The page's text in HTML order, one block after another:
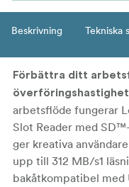
Beskrivning Tekniska
Förbättra ditt
arbetsflöde fungerar
Slot Reader med
ger kreativa
upp till 312 MB/s1
bakåtkompatibel